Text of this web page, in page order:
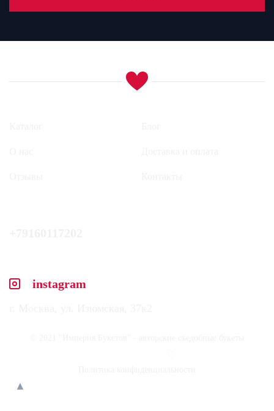
instagram
▲